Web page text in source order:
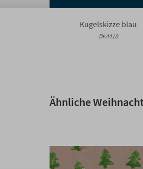
Kugelskizze blau
DK4410
Ähnliche